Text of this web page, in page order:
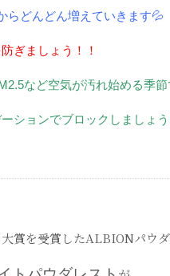
らどんどん増えていきます💦
ぎましょう！！
など空気が汚れ始める季節
ションでブロックしましょう
賞を受賞したALBIONパウ